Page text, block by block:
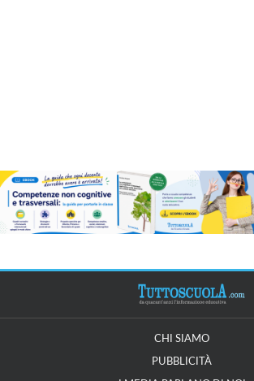
CHI SIAMO
PUBBLICITÀ